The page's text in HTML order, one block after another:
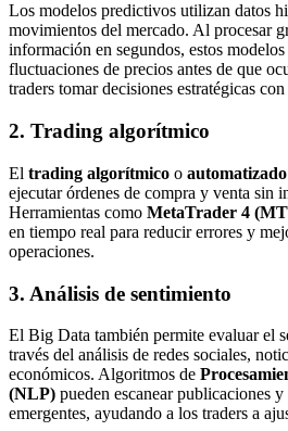
Los modelos predictivos utilizan datos
movimientos del mercado. Al procesar
información en segundos, estos
fluctuaciones de precios antes de que
traders tomar decisiones estratégicas
2. Trading algorítmico
El trading algorítmico o automatizado
ejecutar órdenes de compra y venta sin
Herramientas como MetaTrader 4
en tiempo real para reducir errores y
operaciones.
3. Análisis de sentimiento
El Big Data también permite evaluar el
través del análisis de redes sociales,
económicos. Algoritmos de
(NLP) pueden escanear publicaciones
emergentes, ayudando a los traders a